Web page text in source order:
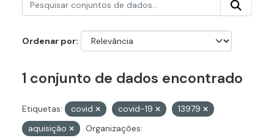
Ordenar por
1 conjunto de dados encontrado
Etiquetas: covid covid-19
13979
aquisição
Organizações: